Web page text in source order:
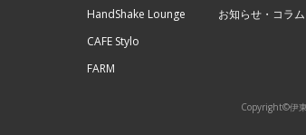
HandShake Lounge
CAFE Stylo
FARM
お知らせ・コラム
Copyright©伊